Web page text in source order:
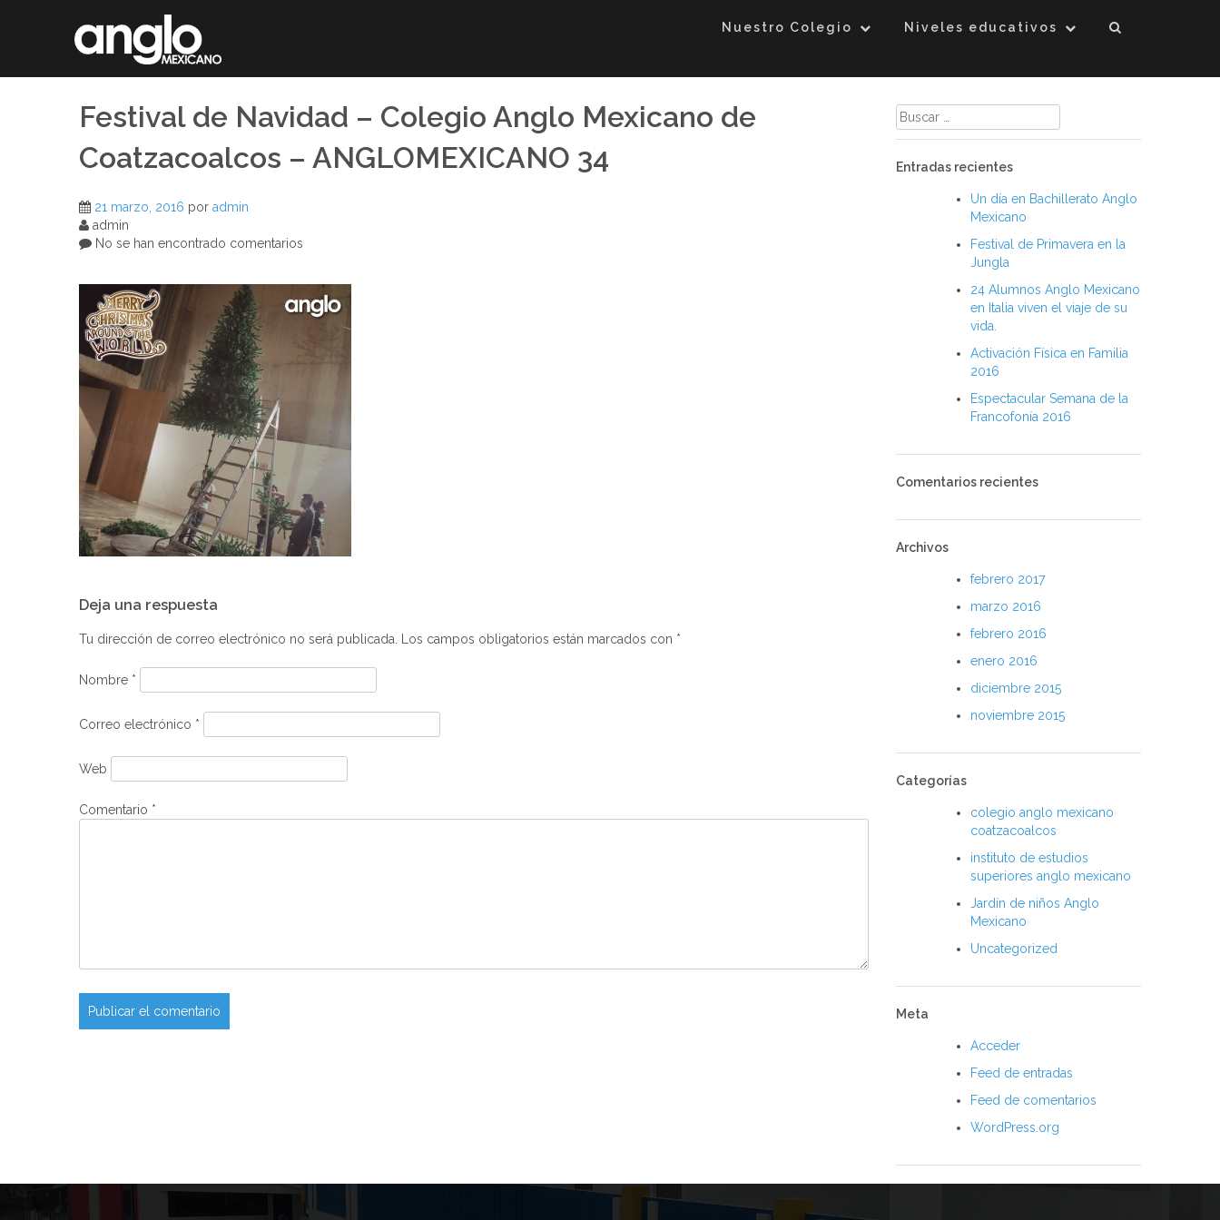
Nuestro Colegio Niveles educativos
Festival de Navidad – Colegio Anglo Mexicano de
Coatzacoalcos – ANGLOMEXICANO 34
21 marzo, 2016 por admin
admin
No se han encontrado comentarios
de
entradas
Deja una respuesta
Tu dirección de correo electrónico no será publicada. Los campos obligatorios están marcados con *
Nombre *
Correo electrónico *
Web
Comentario *
Buscar:
Entradas recientes
Un día en Bachillerato Anglo
Mexicano
Festival de Primavera en la
Jungla
24 Alumnos Anglo Mexicano
en Italia viven el viaje de su
vida.
Activación Física en Familia
2016
Espectacular Semana de la
Francofonía 2016
Comentarios recientes
Archivos
febrero 2017
marzo 2016
febrero 2016
enero 2016
diciembre 2015
noviembre 2015
Categorías
colegio anglo mexicano
coatzacoalcos
instituto de estudios
superiores anglo mexicano
Jardín de niños Anglo
Mexicano
Uncategorized
Meta
Acceder
Feed de entradas
Feed de comentarios
WordPress.org